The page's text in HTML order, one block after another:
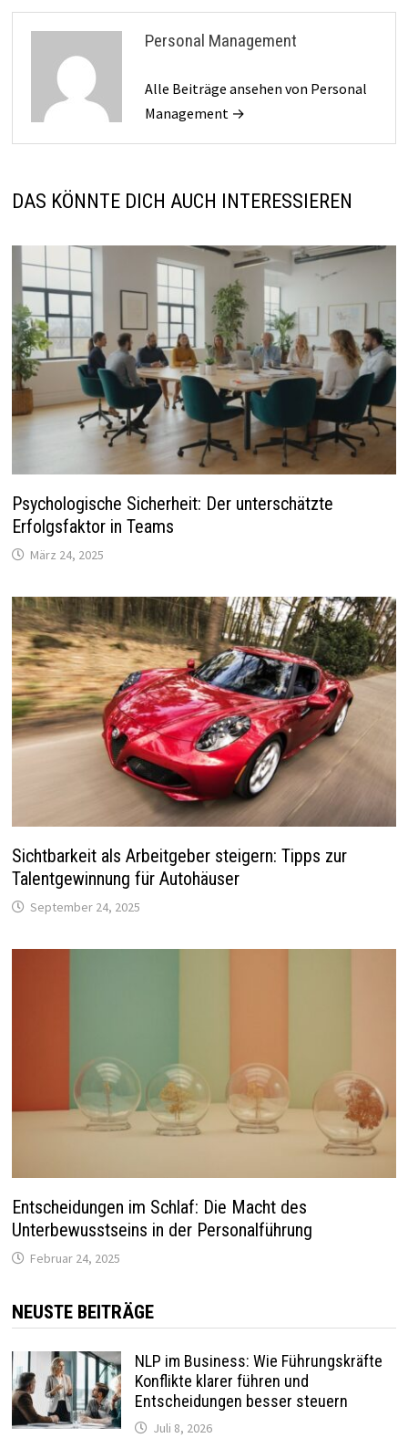
Personal Management
Alle Beiträge ansehen von Personal
Management →
DAS KÖNNTE DICH AUCH INTERESSIEREN
Psychologische Sicherheit: Der unterschätzte
Erfolgsfaktor in Teams
März 24, 2025
Sichtbarkeit als Arbeitgeber steigern: Tipps zur
Talentgewinnung für Autohäuser
September 24, 2025
Entscheidungen im Schlaf: Die Macht des
Unterbewusstseins in der Personalführung
Februar 24, 2025
NEUSTE BEITRÄGE
NLP im Business: Wie Führungskräfte
Konflikte klarer führen und
Entscheidungen besser steuern
Juli 8, 2026